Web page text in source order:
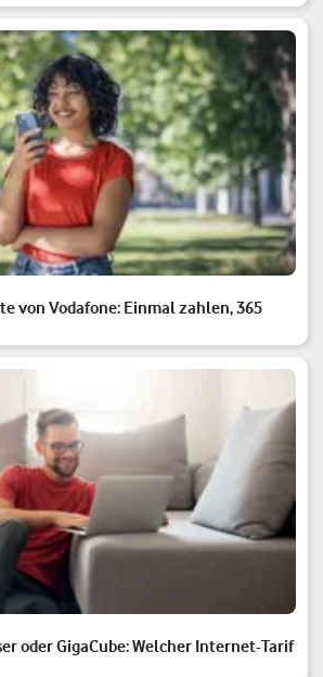
von Vodafone: Einmal zahlen, 365
oder GigaCube: Welcher Internet-Tarif